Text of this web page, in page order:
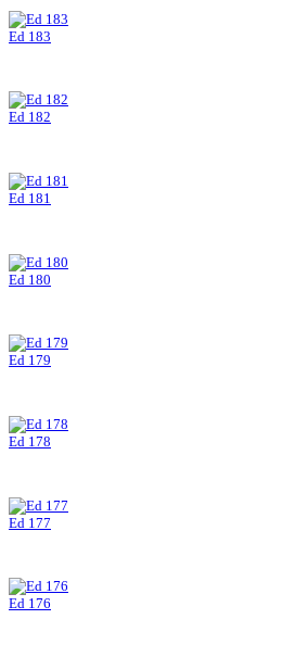
Ed 183
Ed 182
Ed 181
Ed 180
Ed 179
Ed 178
Ed 177
Ed 176